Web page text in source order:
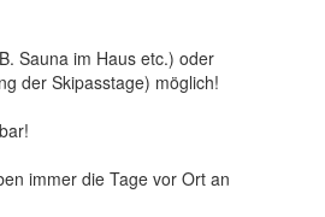
Sauna im Haus etc.) oder
der Skipasstage) möglich!
immer die Tage vor Ort an